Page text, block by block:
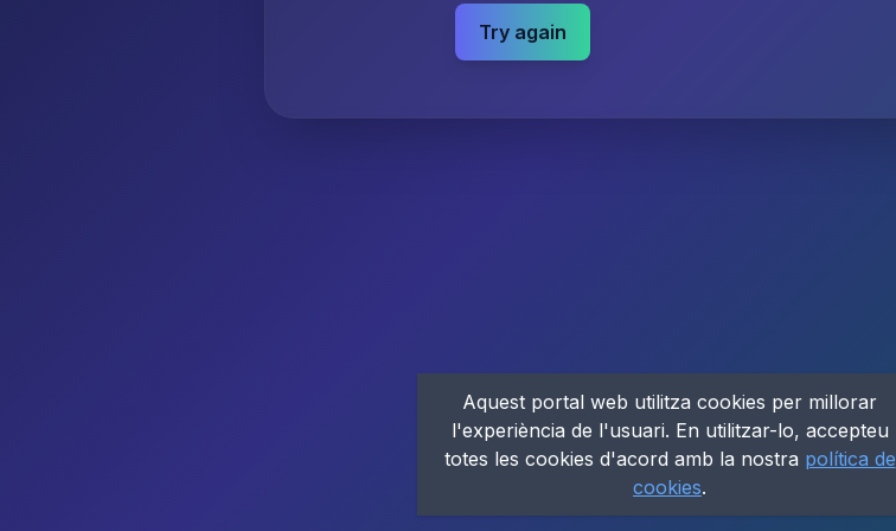
Try again
Aquest portal web utilitza cookies per millorar
l'experiència de l'usuari. En utilitzar-lo, accepteu
totes les cookies d'acord amb la nostra política de
cookies.